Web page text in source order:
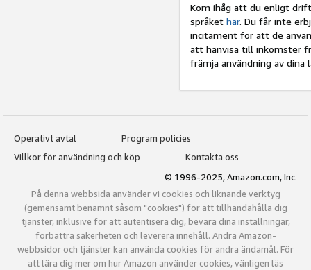
Kom ihåg att du enligt
språket här. Du får inte
incitament för att de
att hänvisa till inkomster
främja användning av
Operativt avtal
Program policies
Villkor för användning och köp
Kontakta oss
© 1996-2025, Amazon.com, Inc.
På denna webbsida använder vi cookies och liknande verktyg
(gemensamt benämnt såsom "cookies") för att tillhandahålla dig
tjänster, inklusive för att autentisera dig, bevara dina inställningar,
förbättra säkerheten och leverera innehåll. Andra Amazon-
webbsidor och tjänster kan använda cookies för andra ändamål. För
att lära dig mer om hur Amazon använder cookies, vänligen läs